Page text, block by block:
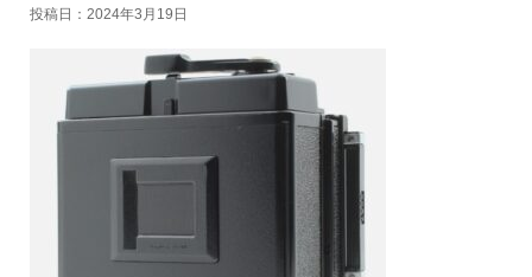
投稿日： 2024年3月19日